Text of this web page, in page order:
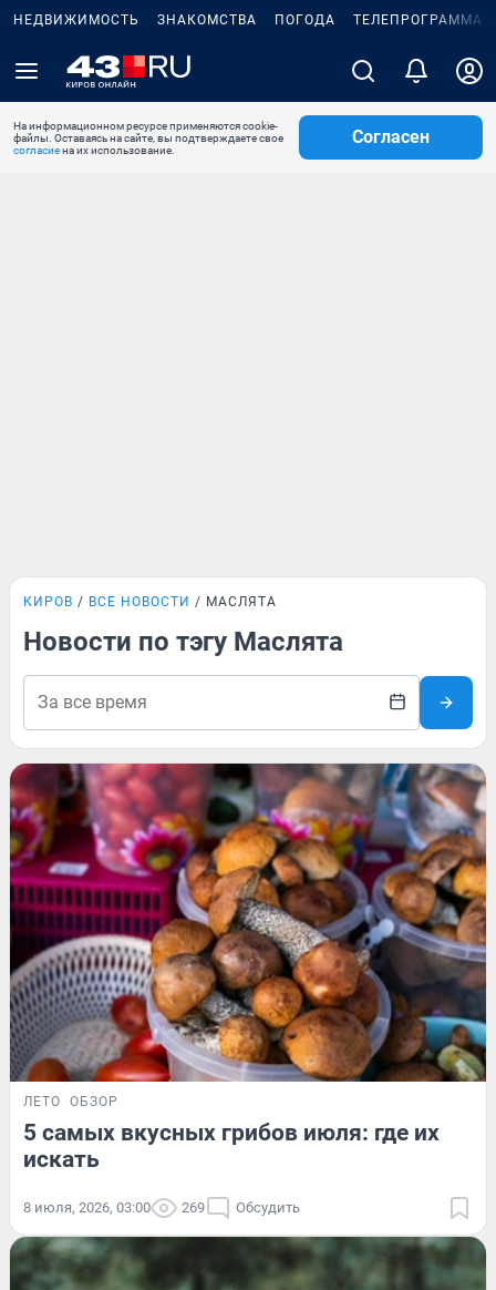
НЕДВИЖИМОСТЬ ЗНАКОМСТВА ПОГОДА ТЕЛЕПРОГРАММА
На информационном ресурсе применяются cookie-
файлы. Оставаясь на сайте, вы подтверждаете свое
согласиена их использование.
Согласен
КИРОВ ВСЕ НОВОСТИ МАСЛЯТА
Новости по тэгу Маслята
ЛЕТО ОБЗОР
5 самых вкусных грибов июля: где их
искать
8 июля, 2026, 03:00 269 Обсудить